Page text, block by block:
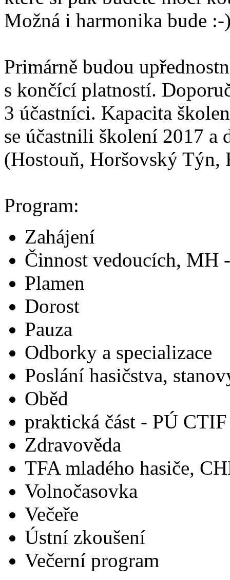
Možná i harmonika bude :-
Primárně budou
s končící platností.
3 účastníci. Kapacita
se účastnili školení 2017 a
(Hostouň, Horšovský
Program:
Zahájení
Činnost vedoucích, MH
Plamen
Dorost
Pauza
Odborky a specializace
Poslání hasičstva,
Oběd
praktická část - PÚ
Zdravověda
TFA mladého hasiče,
Volnočasovka
Večeře
Ústní zkoušení
Večerní program